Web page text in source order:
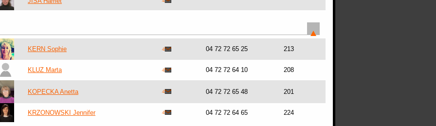
KERN Sophie 04 72 72 65 25 213
KLUZ Marta 04 72 72 64 10 208
KOPECKA Anetta 04 72 72 65 48 201
KRZONOWSKI Jennifer 04 72 72 64 65 224